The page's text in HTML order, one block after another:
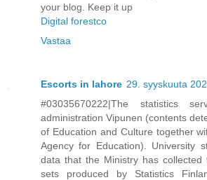
your blog. Keep it up
Digital forestco
Vastaa
Escorts in lahore 29. syyskuuta
#03035670222|The statistics
administration Vipunen (contents
of Education and Culture together
Agency for Education). University
data that the Ministry has collected
sets produced by Statistics